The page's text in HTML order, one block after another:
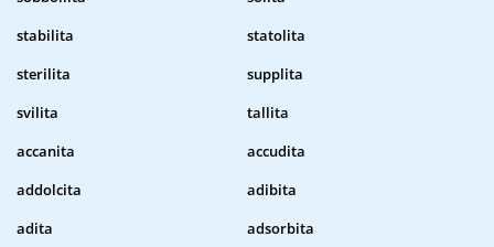
stabilita
statolita
sterilita
supplita
svilita
tallita
accanita
accudita
addolcita
adibita
adita
adsorbita